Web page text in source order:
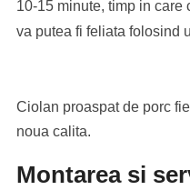
10-15 minute, timp in care
va putea fi feliata folosind
Ciolan proaspat de porc
noua calita.
Montarea si